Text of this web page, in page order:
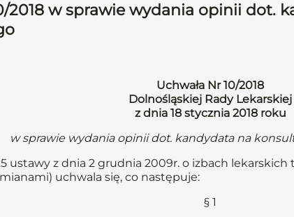
2018 w sprawie wydania opinii dot.
Uchwała Nr 10/2018
Dolnośląskiej Rady Lekarskiej
z dnia 18 stycznia 2018 roku
w sprawie wydania opinii dot. kandydata na
ustawy z dnia 2 grudnia 2009r. o izbach
uchwala się, co następuje:
§ 1